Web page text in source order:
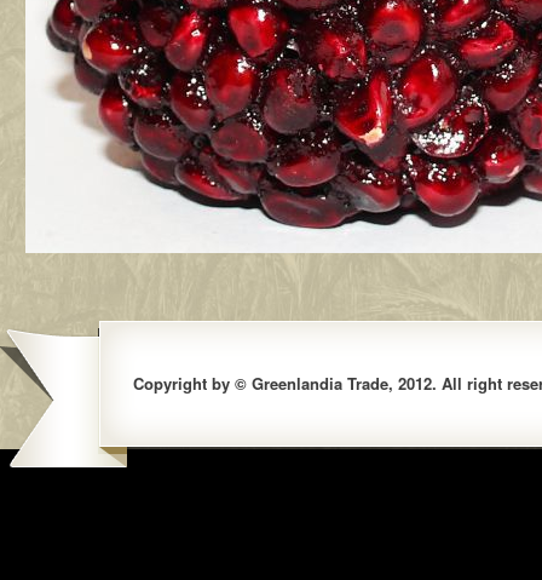
Copyright by © Greenlandia Trade, 2012. All right